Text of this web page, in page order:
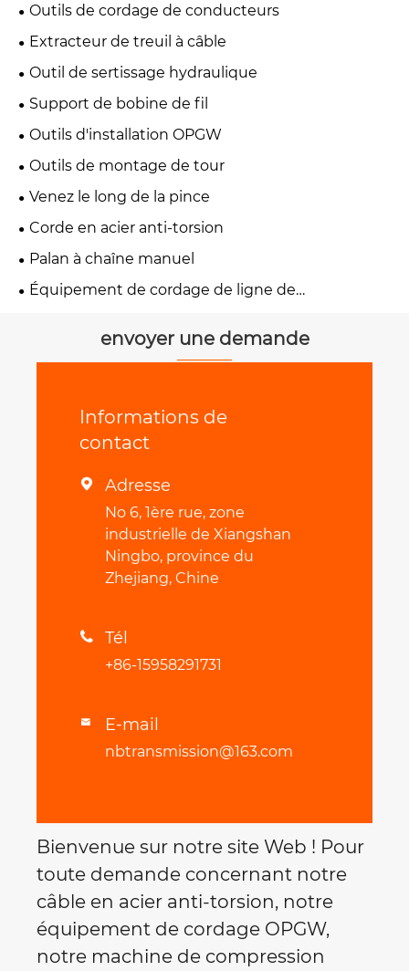
Outils de cordage de conducteurs
Extracteur de treuil à câble
Outil de sertissage hydraulique
Support de bobine de fil
Outils d'installation OPGW
Outils de montage de tour
Venez le long de la pince
Corde en acier anti-torsion
Palan à chaîne manuel
Équipement de cordage de ligne de
envoyer une demande
Informations de
contact
 Adresse
No 6, 1ère rue, zone
industrielle de Xiangshan
Ningbo, province du
Zhejiang, Chine
 Tél
+86-15958291731
 E-mail
nbtransmission@163.com
Bienvenue sur notre site Web ! Pour
toute demande concernant notre
câble en acier anti-torsion, notre
équipement de cordage OPGW,
notre machine de compression